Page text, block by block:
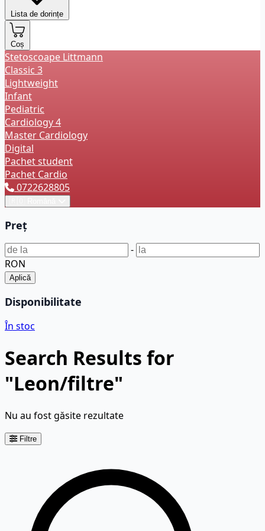
Lista de dorințe
Coș
Stetoscoape Littmann
Classic 3
Lightweight
Infant
Pediatric
Cardiology 4
Master Cardiology
Digital
Pachet student
Pachet Cardio
0722628805
Preț
-
RON
Aplică
Disponibilitate
În stoc
Search Results for
"Leon/filtre"
Nu au fost găsite rezultate
Filtre